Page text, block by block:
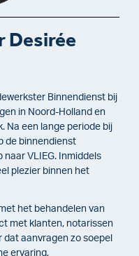
Desirée
Binnendienst bij
in Noord-Holland en
Na een lange periode bij
de binnendienst
VLIEG. Inmiddels
plezier binnen het
het behandelen van
met klanten, notarissen
aanvragen zo soepel
ervaring,